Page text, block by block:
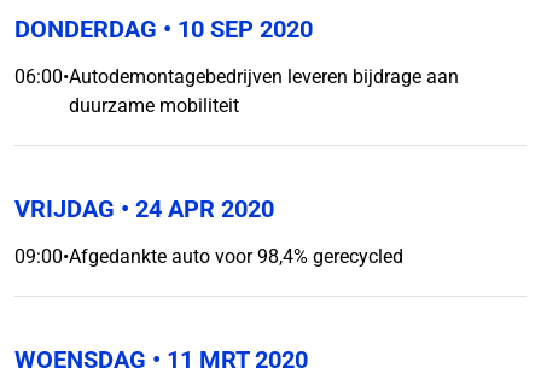
DONDERDAG • 10 SEP 2020
06:00•Autodemontagebedrijven leveren bijdrage aan
duurzame mobiliteit
VRIJDAG • 24 APR 2020
09:00•Afgedankte auto voor 98,4% gerecycled
WOENSDAG • 11 MRT 2020